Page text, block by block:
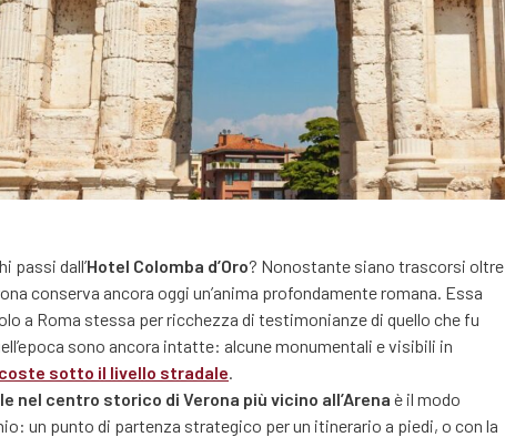
passi dall’Hotel Colomba d’Oro? Nonostante siano trascorsi oltre
conserva ancora oggi un’anima profondamente romana. Essa
a Roma stessa per ricchezza di testimonianze di quello che fu
sono ancora intatte: alcune monumentali e visibili in
sotto il livello stradale.
nel centro storico di Verona più vicino all’Arena è il modo
un punto di partenza strategico per un itinerario a piedi, o con la